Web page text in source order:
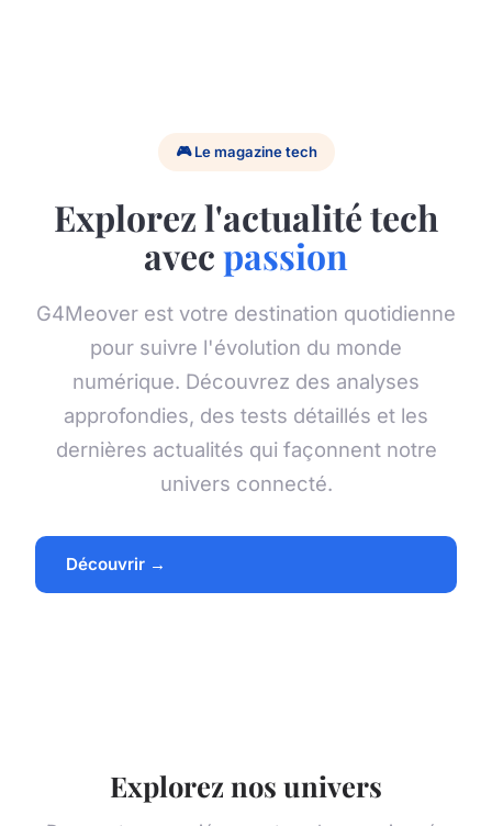
🎮 Le magazine tech
Explorez l'actualité tech
avecpassion
G4Meover est votre destination quotidienne
pour suivre l'évolution du monde
numérique. Découvrez des analyses
approfondies, des tests détaillés et les
dernières actualités qui façonnent notre
univers connecté.
Découvrir →
Explorez nos univers